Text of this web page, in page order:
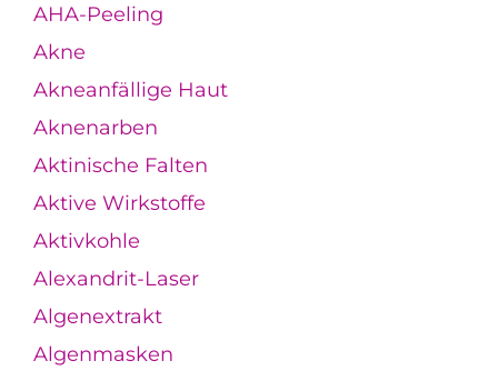
AHA-Peeling
Akne
Akneanfällige Haut
Aknenarben
Aktinische Falten
Aktive Wirkstoffe
Aktivkohle
Alexandrit-Laser
Algenextrakt
Algenmasken